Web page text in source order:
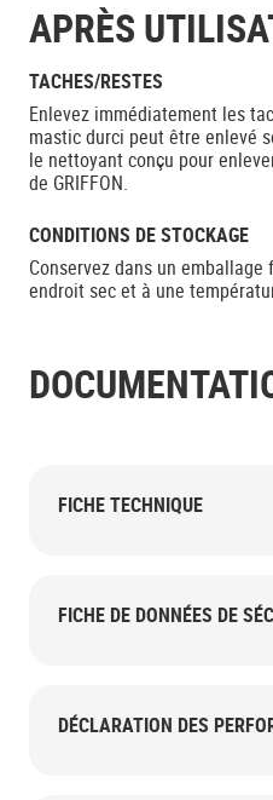
APRÈS
TACHES/RESTES
Enlevez immédiatement les
mastic durci peut être enlevé
le nettoyant conçu pour
de GRIFFON.
CONDITIONS DE STOCKAGE
Conservez dans un
endroit sec et à une
FICHE TECHNIQUE
FICHE DE DONNÉES DE
DÉCLARATION DES